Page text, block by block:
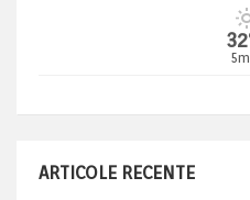
ARTICOLE RECENTE